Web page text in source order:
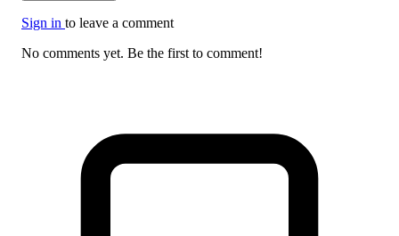
Sign in to leave a comment
No comments yet. Be the first to comment!